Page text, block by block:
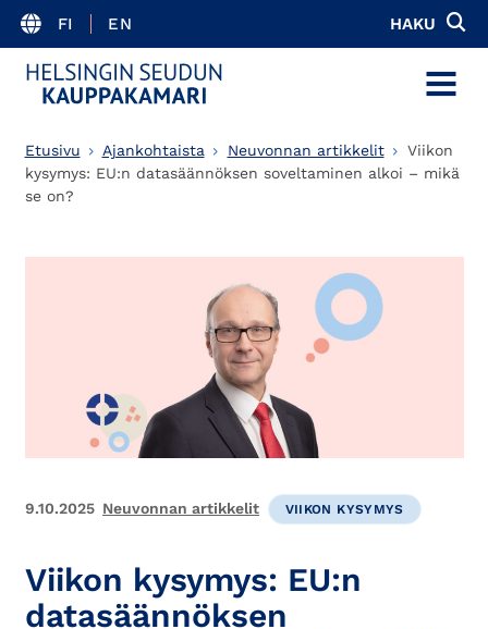
FI EN HAKU
MENU
Etusivu Ajankohtaista Neuvonnan artikkelit
Viikon
kysymys: EU:n datasäännöksen soveltaminen alkoi – mikä
se on?
9.10.2025 Neuvonnan artikkelit VIIKON KYSYMYS
Viikon kysymys: EU:n
datasäännöksen